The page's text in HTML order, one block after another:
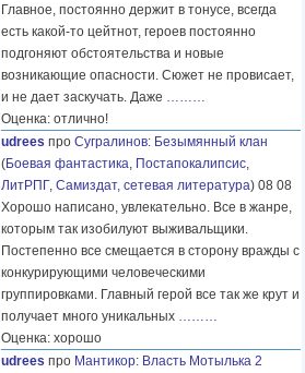
Главное, постоянно держит в тонусе, всегда
есть какой-то цейтнот, героев постоянно
подгоняют обстоятельства и новые
возникающие опасности. Сюжет не провисает,
и не дает заскучать. Даже ………
Оценка: отлично!
udrees про Сугралинов: Безымянный клан
(Боевая фантастика, Постапокалипсис,
ЛитРПГ, Самиздат, сетевая литература) 08 08
Хорошо написано, увлекательно. Все в жанре,
которым так изобилуют выживальщики.
Постепенно все смещается в сторону вражды с
конкурирующими человеческими
группировками. Главный герой все так же крут и
получает много уникальных ………
Оценка: хорошо
udrees про Мантикор: Власть Мотылька 2